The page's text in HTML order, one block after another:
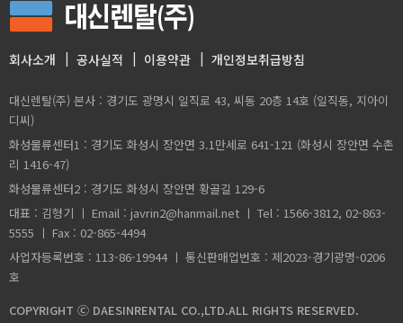
회사소개 공사실적 이용약관 개인정보취급방침
대신렌탈(주) 본사 : 경기도 광명시 일직로 43, 씨동 20층 14호 (일직동, 지아이
디씨)
화성물류센터1 : 경기도 화성시 장안면 3.1만세로 641-121 (화성시 장안면 수촌
리 1416-47)
화성물류센터2 : 경기도 화성시 장안면 황골길 129-6
대표 : 김형기 ㅣ Email : javrin2@hanmail.net ㅣ Tel : 1566-3812, 02-863-
5555 ㅣ Fax : 02-865-4494
사업자등록번호 : 113-86-19944 ㅣ 통신판매업번호 : 제2023-경기광명-0206
호
COPYRIGHT Ⓒ DAESINRENTAL CO.,LTD.ALL RIGHTS RESERVED.